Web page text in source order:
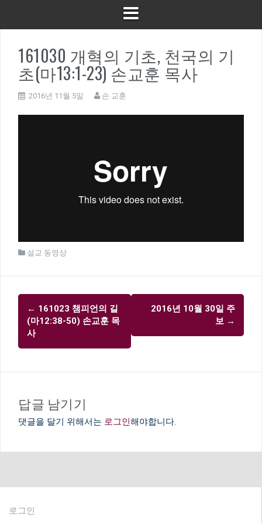
161030 개혁의 기초, 천국의 기
초(마13:1-23) 손교훈 목사
2016년 11월 5일 손 교훈
설교 동영상
글
내
비
게
← 161023 챔피언의 길
(마12:38-50) 손교훈 목
사
2016년 10월 30일 주
보 →
답글 남기기
댓글을 달기 위해서는 로그인해야합니다.
로그인